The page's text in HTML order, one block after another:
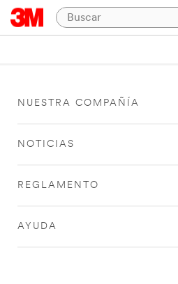
NUESTRA COMPAÑÍA
NOTICIAS
REGLAMENTO
AYUDA